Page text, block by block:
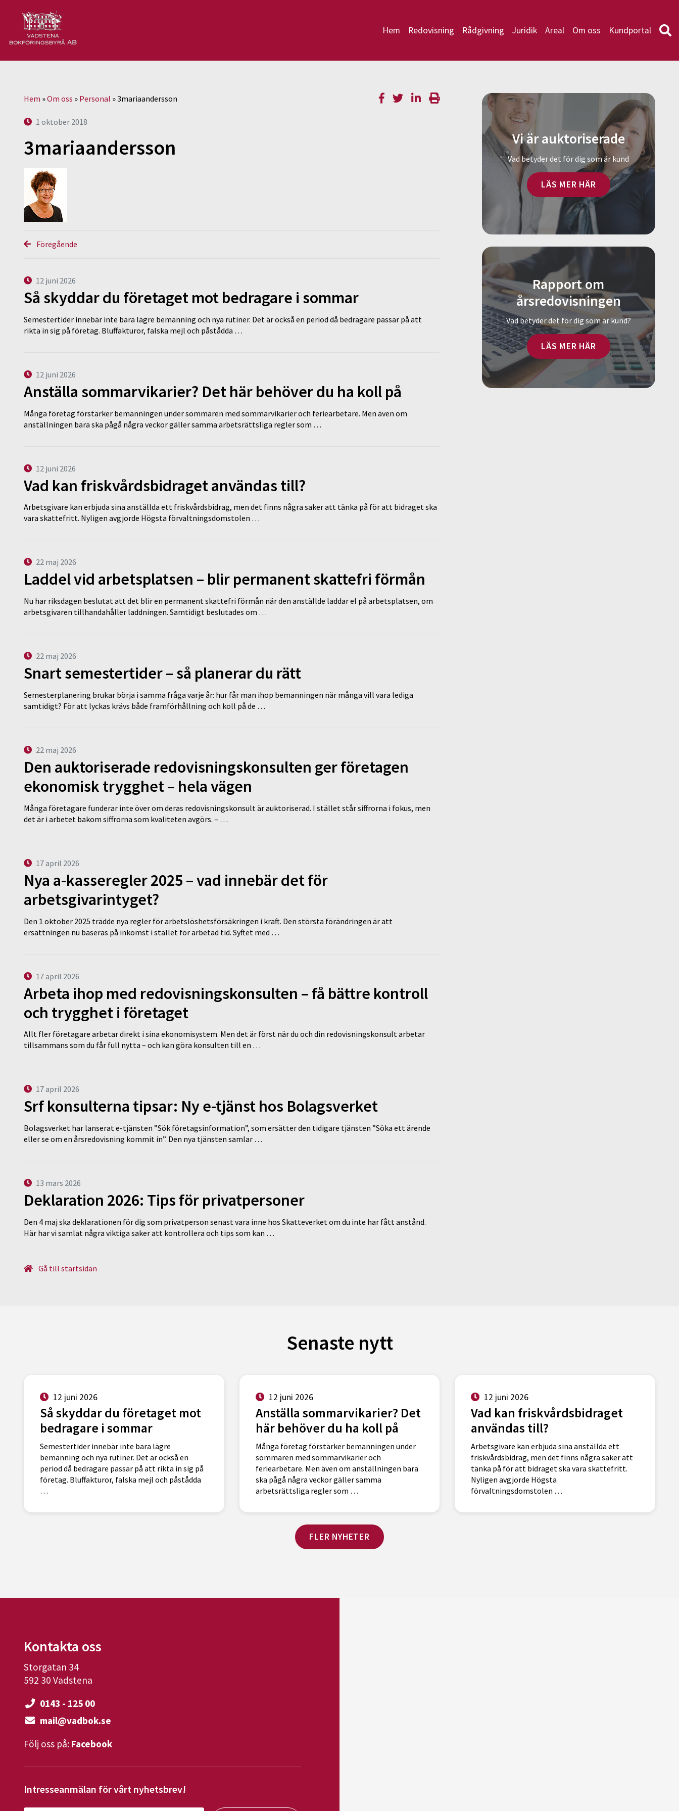
Hem Redovisning Rådgivning Juridik Areal Om oss Kundportal
Hem »Om oss » Personal »3mariaandersson
1 oktober 2018
3mariaandersson
Föregående
12 juni 2026
Så skyddar du företaget mot bedragare i sommar
Semestertider innebär inte bara lägre bemanning och nya rutiner. Det är också en period då bedragare passar på att
rikta in sig på företag. Bluffakturor, falska mejl och påstådda …
12 juni 2026
Anställa sommarvikarier? Det här behöver du ha koll på
Många företag förstärker bemanningen under sommaren med sommarvikarier och feriearbetare. Men även om
anställningen bara ska pågå några veckor gäller samma arbetsrättsliga regler som …
12 juni 2026
Vad kan friskvårdsbidraget användas till?
Arbetsgivare kan erbjuda sina anställda ett friskvårdsbidrag, men det finns några saker att tänka på för att bidraget ska
vara skattefritt. Nyligen avgjorde Högsta förvaltningsdomstolen …
22 maj 2026
Laddel vid arbetsplatsen – blir permanent skattefri förmån
Nu har riksdagen beslutat att det blir en permanent skattefri förmån när den anställde laddar el på arbetsplatsen, om
arbetsgivaren tillhandahåller laddningen. Samtidigt beslutades om …
22 maj 2026
Snart semestertider – så planerar du rätt
Semesterplanering brukar börja i samma fråga varje år: hur får man ihop bemanningen när många vill vara lediga
samtidigt? För att lyckas krävs både framförhållning och koll på de …
22 maj 2026
Den auktoriserade redovisningskonsulten ger företagen
ekonomisk trygghet – hela vägen
Många företagare funderar inte över om deras redovisningskonsult är auktoriserad. I stället står siffrorna i fokus, men
det är i arbetet bakom siffrorna som kvaliteten avgörs. – …
17 april 2026
Nya a-kasseregler 2025 – vad innebär det för
arbetsgivarintyget?
Den 1 oktober 2025 trädde nya regler för arbetslöshetsförsäkringen i kraft. Den största förändringen är att
ersättningen nu baseras på inkomst i stället för arbetad tid. Syftet med …
17 april 2026
Arbeta ihop med redovisningskonsulten – få bättre kontroll
och trygghet i företaget
Allt fler företagare arbetar direkt i sina ekonomisystem. Men det är först när du och din redovisningskonsult arbetar
tillsammans som du får full nytta – och kan göra konsulten till en …
17 april 2026
Srf konsulterna tipsar: Ny e-tjänst hos Bolagsverket
Bolagsverket har lanserat e-tjänsten ”Sök företagsinformation”, som ersätter den tidigare tjänsten ”Söka ett ärende
eller se om en årsredovisning kommit in”. Den nya tjänsten samlar …
13 mars 2026
Deklaration 2026: Tips för privatpersoner
Den 4 maj ska deklarationen för dig som privatperson senast vara inne hos Skatteverket om du inte har fått anstånd.
Här har vi samlat några viktiga saker att kontrollera och tips som kan …
Gå till startsidan
Vi är auktoriserade
Vad betyder det för dig som är kund
LÄS MER HÄR
Rapport om
årsredovisningen
Vad betyder det för dig som är kund?
LÄS MER HÄR
Senaste nytt
12 juni 2026
Så skyddar du företaget mot
bedragare i sommar
Semestertider innebär inte bara lägre
bemanning och nya rutiner. Det är också en
period då bedragare passar på att rikta in sig på
företag. Bluffakturor, falska mejl och påstådda
…
12 juni 2026
Anställa sommarvikarier? Det
här behöver du ha koll på
Många företag förstärker bemanningen under
sommaren med sommarvikarier och
feriearbetare. Men även om anställningen bara
ska pågå några veckor gäller samma
arbetsrättsliga regler som …
12 juni 2026
Vad kan friskvårdsbidraget
användas till?
Arbetsgivare kan erbjuda sina anställda ett
friskvårdsbidrag, men det finns några saker att
tänka på för att bidraget ska vara skattefritt.
Nyligen avgjorde Högsta
förvaltningsdomstolen …
FLER NYHETER
Kontakta oss
Storgatan 34
592 30 Vadstena
0143 - 125 00
mail@vadbok.se
Följ oss på: Facebook
Intresseanmälan för vårt nyhetsbrev!